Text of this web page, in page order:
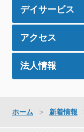
デイサービス
アクセス
法人情報
ホーム 新着情報